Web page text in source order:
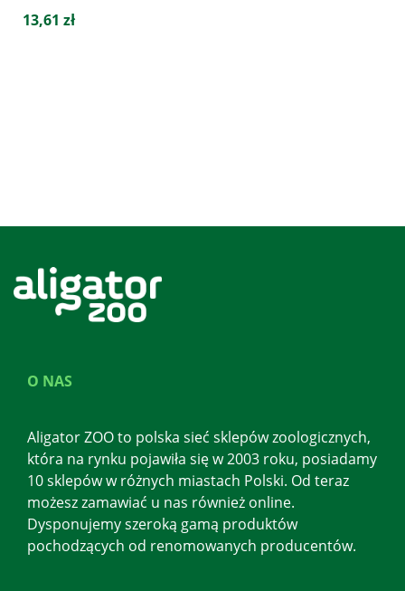
13,61 zł
O NAS
Aligator ZOO to polska sieć sklepów zoologicznych,
która na rynku pojawiła się w 2003 roku, posiadamy
10 sklepów w różnych miastach Polski. Od teraz
możesz zamawiać u nas również online.
Dysponujemy szeroką gamą produktów
pochodzących od renomowanych producentów.